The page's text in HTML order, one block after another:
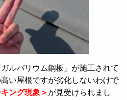
ルバリウム鋼板」が施工されて
い屋根ですが劣化しないわけで
ング現象＞ が見受けられまし